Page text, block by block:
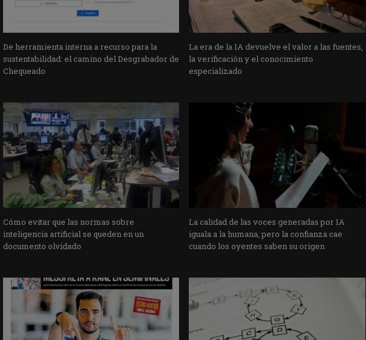
De herramienta interna a recurso para la
sustentabilidad: el camino del Desgrabador de
Chequeado
La era de la IA devuelve el valor a las fuentes,
la verificación y el conocimiento
especializado
Cómo evitar que las normas sobre
inteligencia artificial se queden en un
documento olvidado
La calidad de las voces generadas por IA
iguala a la humana, pero la confianza cae
cuando los oyentes saben su origen